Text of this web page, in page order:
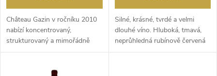
d
u
d
u
Château Gazin v ročníku 2010
nabízí koncentrovaný,
strukturovaný a mimořádně
vyvážený Pomerol. Cabe...
Silné, krásné, tvrdé a velmi
dlouhé víno. Hluboká, tmavá,
neprůhledná rubínově červená
barva drží t...